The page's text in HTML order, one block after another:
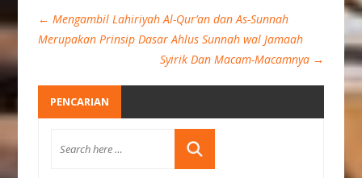
← Mengambil Lahiriyah Al-Qur’an dan As-Sunnah
Merupakan Prinsip Dasar Ahlus Sunnah wal Jamaah
Syirik Dan Macam-Macamnya →
PENCARIAN